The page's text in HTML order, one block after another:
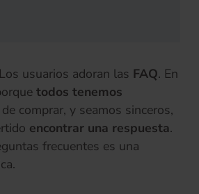
usuarios adoran las FAQ. En
todos tenemos
comprar, y seamos sinceros,
encontrar una respuesta.
frecuentes es una